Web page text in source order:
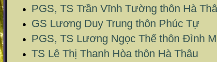
PGS, TS Trần Vĩnh Tường thôn Hà
GS Lương Duy Trung thôn Phúc Tự
PGS, TS Lương Ngọc Thế thôn Đình
TS Lê Thị Thanh Hòa thôn Hà Thâu